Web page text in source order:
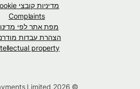
מדיניות קובצי Cookie
Complaints
מפת אתר לפי מדינות
הצהרת עבדות מודרנית
Intellectual property